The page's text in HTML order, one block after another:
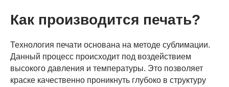
Как производится печать?
Технология печати основана на методе сублимации.
Данный процесс происходит под воздействием
высокого давления и температуры. Это позволяет
краске качественно проникнуть глубоко в структуру